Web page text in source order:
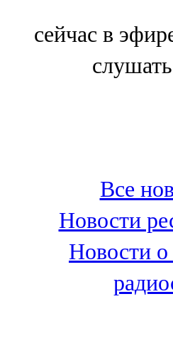
Болгар
100,3 FM
Зәй
106,6 FM
Кадыбаш
105,2 FM
сейчас в
Все
Новости
Новости